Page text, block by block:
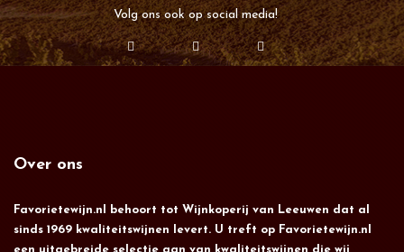
Volg ons ook op social media!
Over ons
Favorietewijn.nl behoort tot Wijnkoperij van Leeuwen dat al
sinds 1969 kwaliteitswijnen levert. U treft op Favorietewijn.nl